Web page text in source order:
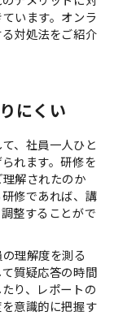
います。オンラ
対処法をご紹介
にくい
、社員一人ひと
れます。研修を
解されたのか
修であれば、講
整することがで
理解度を測る
質疑応答の時間
り、レポートの
意識的に把握す